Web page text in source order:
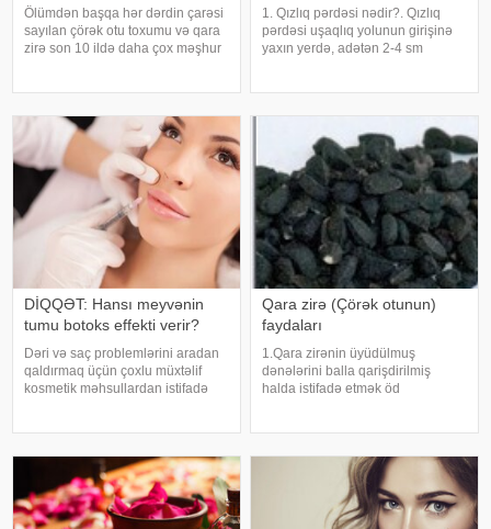
Ölümdən başqa hər dərdin çarəsi
sayılan çörək otu toxumu və qara
zirə son 10 ildə daha çox məşhur
toxumu və yağını kimlər istifadə
1. Qızlıq pərdəsi nədir?. Qızlıq
pərdəsi uşaqlıq yolunun girişinə
yaxın yerdə, adətən 2-4 sm
bilməsi üçü
DİQQƏT: Hansı meyvənin
tumu botoks effekti verir?
Dəri və saç problemlərini aradan
qaldırmaq üçün çoxlu müxtəlif
kosmetik məhsullardan istifadə
ola biləcəyini bildirirlər. xəbər verir
Qara zirə (Çörək otunun)
faydaları
1.Qara zirənin üyüdülmuş
dənələrini balla qarişdirilmiş
halda istifadə etmək öd
qabiliyyətini və həyat tonusunu
yüksəldir. 3.Qara zirəni